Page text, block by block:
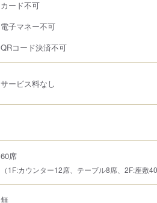
カード不可
電子マネー不可
QRコード決済不可
サービス料なし
60席
（1F:カウンター12席、テーブル8席、2F:座敷40
無